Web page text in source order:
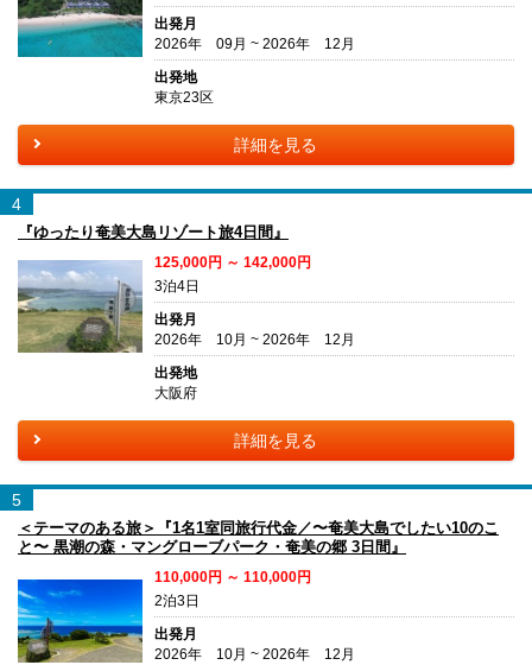
出発月
2026年 09月 ~ 2026年 12月
出発地
東京23区
詳細を見る
4
『ゆったり奄美大島リゾート旅4日間』
125,000円 ～ 142,000円
3泊4日
出発月
2026年 10月 ~ 2026年 12月
出発地
大阪府
詳細を見る
5
＜テーマのある旅＞『1名1室同旅行代金／〜奄美大島でしたい10のこ
と〜 黒潮の森・マングローブパーク・奄美の郷 3日間』
110,000円 ～ 110,000円
2泊3日
出発月
2026年 10月 ~ 2026年 12月